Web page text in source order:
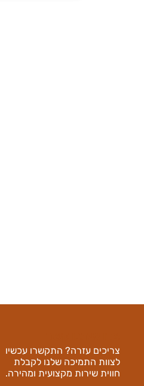
צריכים עזרה? התקשרו עכשיו
לצוות התמיכה שלנו לקבלת
חווית שירות מקצועית ומהירה.